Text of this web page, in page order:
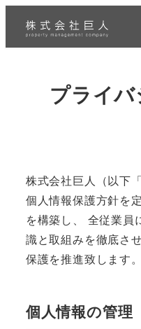
プライ
株式会社巨人（以下
個人情報保護方針を
を構築し、 全従業員
識と取組みを徹底さ
保護を推進致します。
個人情報の管理